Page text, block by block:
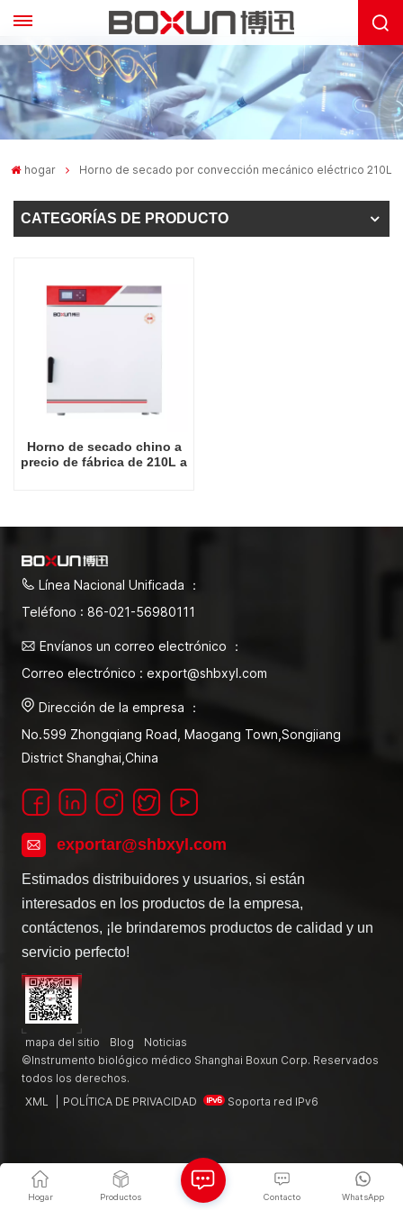
hogar Horno de secado por convección mecánico eléctrico 210L
CATEGORÍAS DE PRODUCTO
Horno de secado chino a
precio de fábrica de 210L a
Línea Nacional Unificada ：
Teléfono : 86-021-56980111
Envíanos un correo electrónico ：
Correo electrónico : export@shbxyl.com
Dirección de la empresa ：
No.599 Zhongqiang Road, Maogang Town,Songjiang
District Shanghai,China
exportar@shbxyl.com
Estimados distribuidores y usuarios, si están
interesados en los productos de la empresa,
contáctenos, ¡le brindaremos productos de calidad y un
servicio perfecto!
mapa del sitio Blog
Noticias
©Instrumento biológico médico Shanghai Boxun Corp. Reservados
todos los derechos.
XML
POLÍTICA DE PRIVACIDAD Soporta red IPv6
Hogar Productos WhatsApp
Contacto